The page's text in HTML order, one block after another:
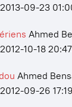
2013-09-23
Ahmed
2012-10-18
Ahmed
2012-09-26